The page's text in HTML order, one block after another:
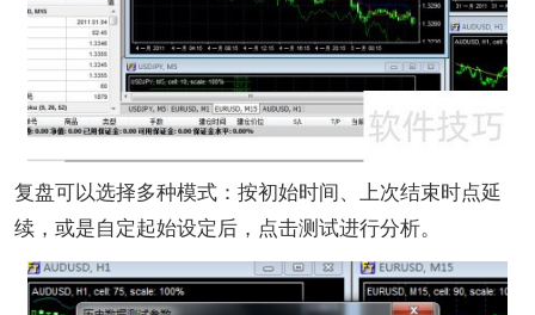
复盘可以选择多种模式：按初始时间、上次结束时点延
续，或是自定起始设定后，点击测试进行分析。